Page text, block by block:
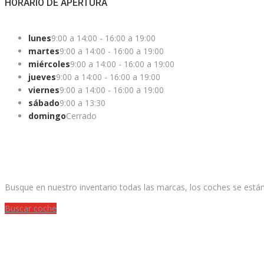
HORARIO DE APERTURA
lunes9:00 a 14:00 - 16:00 a 19:00
martes9:00 a 14:00 - 16:00 a 19:00
miércoles9:00 a 14:00 - 16:00 a 19:00
jueves9:00 a 14:00 - 16:00 a 19:00
viernes9:00 a 14:00 - 16:00 a 19:00
sábado9:00 a 13:30
domingoCerrado
Busque en nuestro inventario todas las marcas, los coches se
Buscar coche